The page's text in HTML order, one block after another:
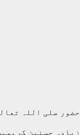
حضور صلی اللہ
زیادہ حسنین